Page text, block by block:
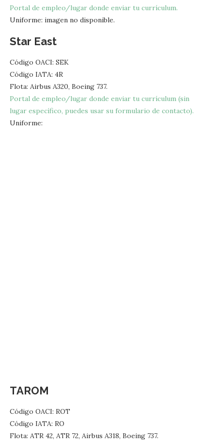
Portal de empleo/lugar donde enviar tu currículum.
Uniforme: imagen no disponible.
Star East
Código OACI: SEK
Código IATA: 4R
Flota: Airbus A320, Boeing 737.
Portal de empleo/lugar donde enviar tu currículum (sin
lugar específico, puedes usar su formulario de contacto).
Uniforme:
TAROM
Código OACI: ROT
Código IATA: RO
Flota: ATR 42, ATR 72, Airbus A318, Boeing 737.